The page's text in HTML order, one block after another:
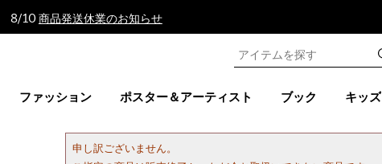
8/10 商品発送休業のお知らせ
ファッション ポスター＆アーティスト ブック キッズ
申し訳ございません。